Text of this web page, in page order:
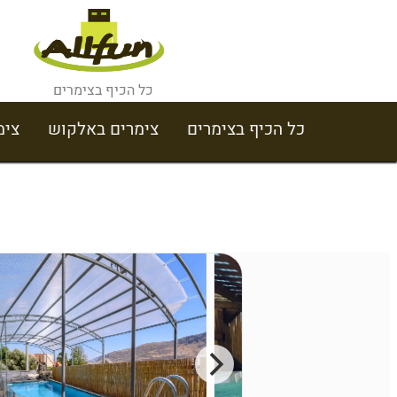
כל הכיף בצימרים
כל הכיף בצימרים צימרים באלקוש